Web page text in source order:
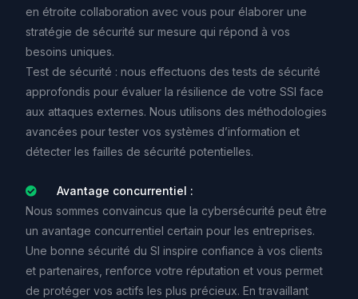
en étroite collaboration avec vous pour élaborer une
stratégie de sécurité sur mesure qui répond à vos
besoins uniques.
Test de sécurité : nous effectuons des tests de sécurité
approfondis pour évaluer la résilience de votre SSI face
aux attaques externes. Nous utilisons des méthodologies
avancées pour tester vos systèmes d’information et
détecter les failles de sécurité potentielles.
Avantage concurrentiel :
Nous sommes convaincus que la cybersécurité peut être
un avantage concurrentiel certain pour les entreprises.
Une bonne sécurité du SI inspire confiance à vos clients
et partenaires, renforce votre réputation et vous permet
de protéger vos actifs les plus précieux. En travaillant